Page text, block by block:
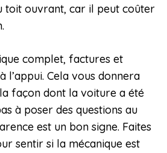
toit ouvrant, car il peut coûter
complet, factures et
l’appui. Cela vous donnera
façon dont la voiture a été
à poser des questions au
est un bon signe. Faites
sentir si la mécanique est